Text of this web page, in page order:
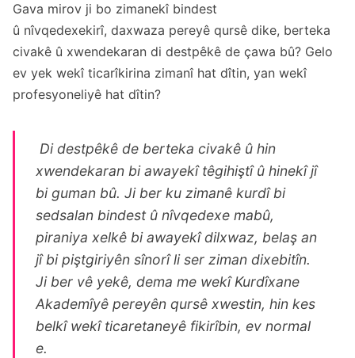
Gava mirov ji bo zimanekî bindest
û nîvqedexekirî, daxwaza pereyê qursê dike, berteka
civakê û xwendekaran di destpêkê de çawa bû? Gelo
ev yek wekî ticarîkirina zimanî hat dîtin, yan wekî
profesyoneliyê hat dîtin?
Di destpêkê de berteka civakê û hin
xwendekaran bi awayekî têgihiştî û hinekî jî
bi guman bû. Ji ber ku zimanê kurdî bi
sedsalan bindest û nîvqedexe mabû,
piraniya xelkê bi awayekî dilxwaz, belaş an
jî bi piştgiriyên sînorî li ser ziman dixebitîn.
Ji ber vê yekê, dema me wekî Kurdîxane
Akademîyê pereyên qursê xwestin, hin kes
belkî wekî ticaretaneyê fikirîbin, ev normal
e.